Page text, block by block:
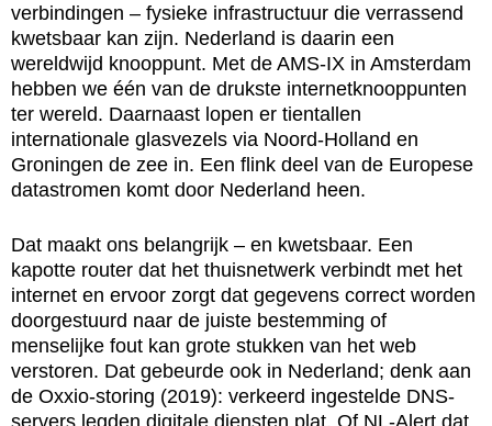
verbindingen – fysieke infrastructuur die verrassend
kwetsbaar kan zijn. Nederland is daarin een
wereldwijd knooppunt. Met de AMS-IX in Amsterdam
hebben we één van de drukste internetknooppunten
ter wereld. Daarnaast lopen er tientallen
internationale glasvezels via Noord-Holland en
Groningen de zee in. Een flink deel van de Europese
datastromen komt door Nederland heen.
Dat maakt ons belangrijk – en kwetsbaar. Een
kapotte router dat het thuisnetwerk verbindt met het
internet en ervoor zorgt dat gegevens correct worden
doorgestuurd naar de juiste bestemming of
menselijke fout kan grote stukken van het web
verstoren. Dat gebeurde ook in Nederland; denk aan
de Oxxio-storing (2019): verkeerd ingestelde DNS-
servers legden digitale diensten plat. Of NL-Alert dat